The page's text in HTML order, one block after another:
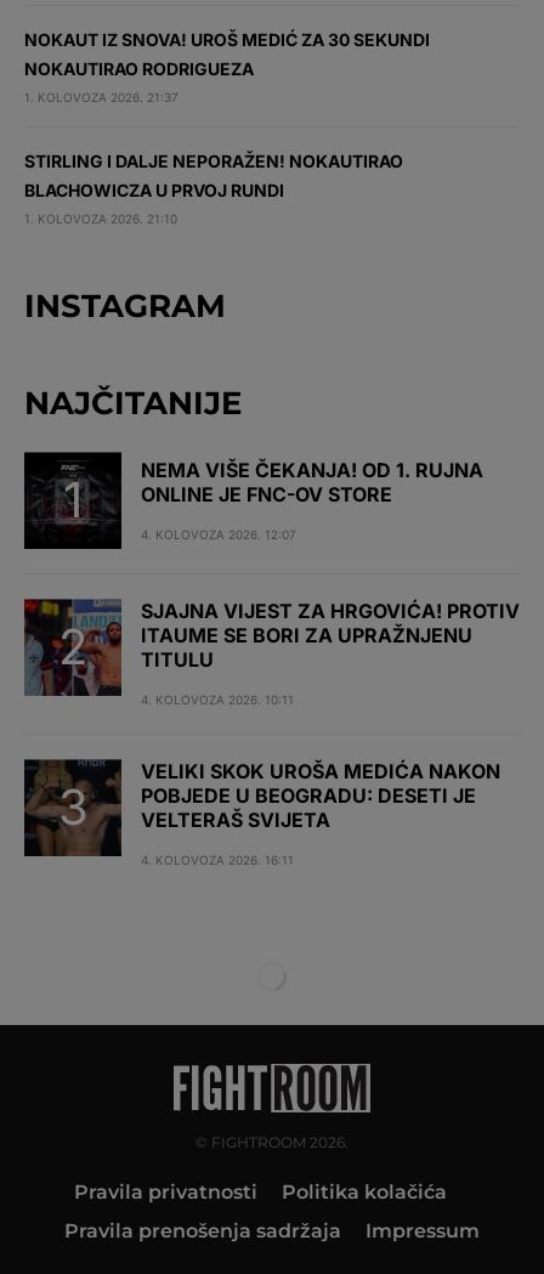
NOKAUT IZ SNOVA! UROŠ MEDIĆ ZA 30 SEKUNDI
NOKAUTIRAO RODRIGUEZA
1. KOLOVOZA 2026. 21:37
STIRLING I DALJE NEPORAŽEN! NOKAUTIRAO
BLACHOWICZA U PRVOJ RUNDI
1. KOLOVOZA 2026. 21:10
INSTAGRAM
NAJČITANIJE
NEMA VIŠE ČEKANJA! OD 1. RUJNA
ONLINE JE FNC-OV STORE
4. KOLOVOZA 2026. 12:07
SJAJNA VIJEST ZA HRGOVIĆA! PROTIV
ITAUME SE BORI ZA UPRAŽNJENU
TITULU
4. KOLOVOZA 2026. 10:11
VELIKI SKOK UROŠA MEDIĆA NAKON
POBJEDE U BEOGRADU: DESETI JE
VELTERAŠ SVIJETA
4. KOLOVOZA 2026. 16:11
© FIGHTROOM 2026.
Pravila privatnosti
Politika kolačića
Pravila prenošenja sadržaja
Impressum